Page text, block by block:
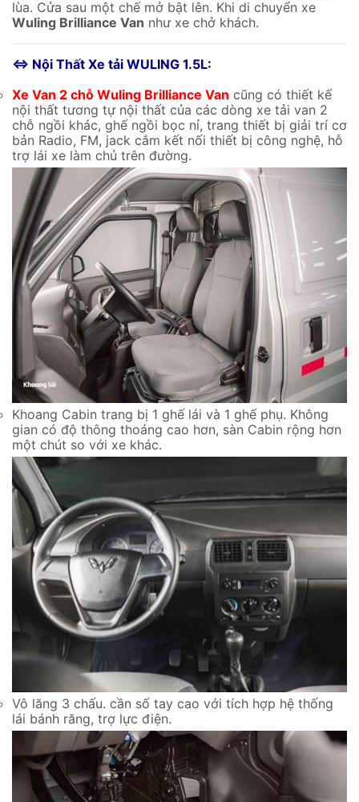
lùa. Cửa sau một chế mở bật lên. Khi di chuyển xe
Wuling Brilliance Van như xe chở khách.
⇔ Nội Thất Xe tải WULING 1.5L:
Xe Van 2 chỗ Wuling Brilliance Van cũng có thiết kế
nội thất tương tự nội thất của các dòng xe tải van 2
chỗ ngồi khác, ghế ngồi bọc nỉ, trang thiết bị giải trí cơ
bản Radio, FM, jack cắm kết nối thiết bị công nghệ, hỗ
trợ lái xe làm chủ trên đường.
Khoang Cabin trang bị 1 ghế lái và 1 ghế phụ. Không
gian có độ thông thoáng cao hơn, sàn Cabin rộng hơn
một chút so với xe khác.
Vô lăng 3 chấu. cần số tay cao với tích hợp hệ thống
lái bánh răng, trợ lực điện.